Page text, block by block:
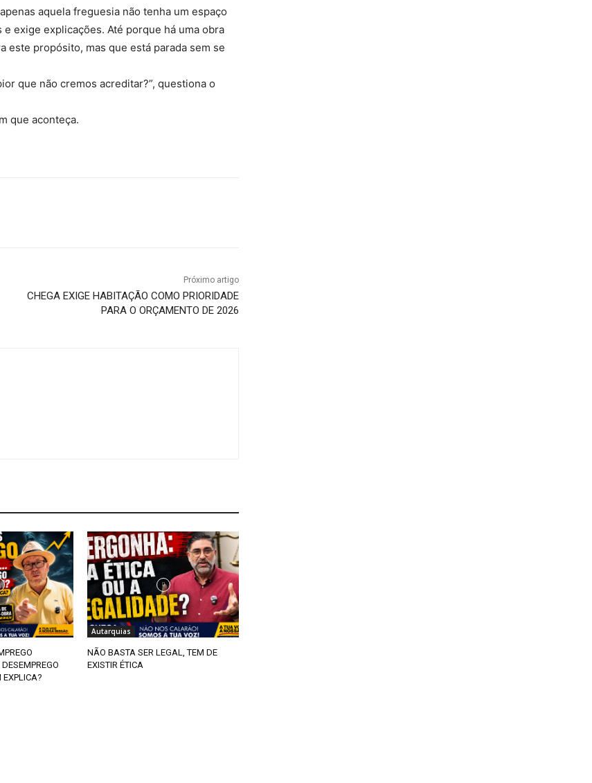
aquela freguesia não tenha um espaço
exige explicações. Até porque há uma obra
este propósito, mas que está parada sem se
que não cremos acreditar?”, questiona o
que aconteça.
Próximo artigo
CHEGA EXIGE HABITAÇÃO COMO PRIORIDADE
PARA O ORÇAMENTO DE 2026
Autarquias
NÃO BASTA SER LEGAL, TEM DE
EXISTIR ÉTICA